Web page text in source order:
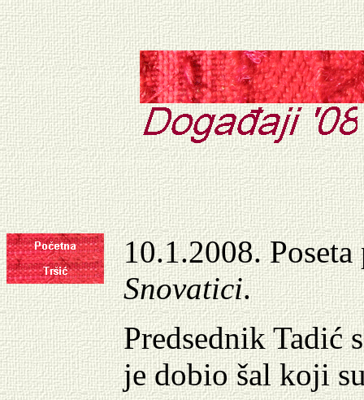
10.1.2008.
Snovatici.
Predsednik Tadić
je dobio šal koji